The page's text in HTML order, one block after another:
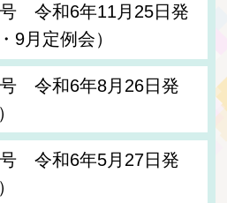
令和6年11月25日発
9月定例会）
令和6年8月26日発
令和6年5月27日発